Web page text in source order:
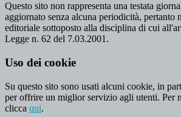
Questo sito non rappresenta una testata
aggiornato senza alcuna periodicità, pertanto
editoriale sottoposto alla disciplina di cui
Legge n. 62 del 7.03.2001.
Uso dei cookie
Su questo sito sono usati alcuni cookie, in
per offrire un miglior servizio agli utenti. Per
clicca qui.